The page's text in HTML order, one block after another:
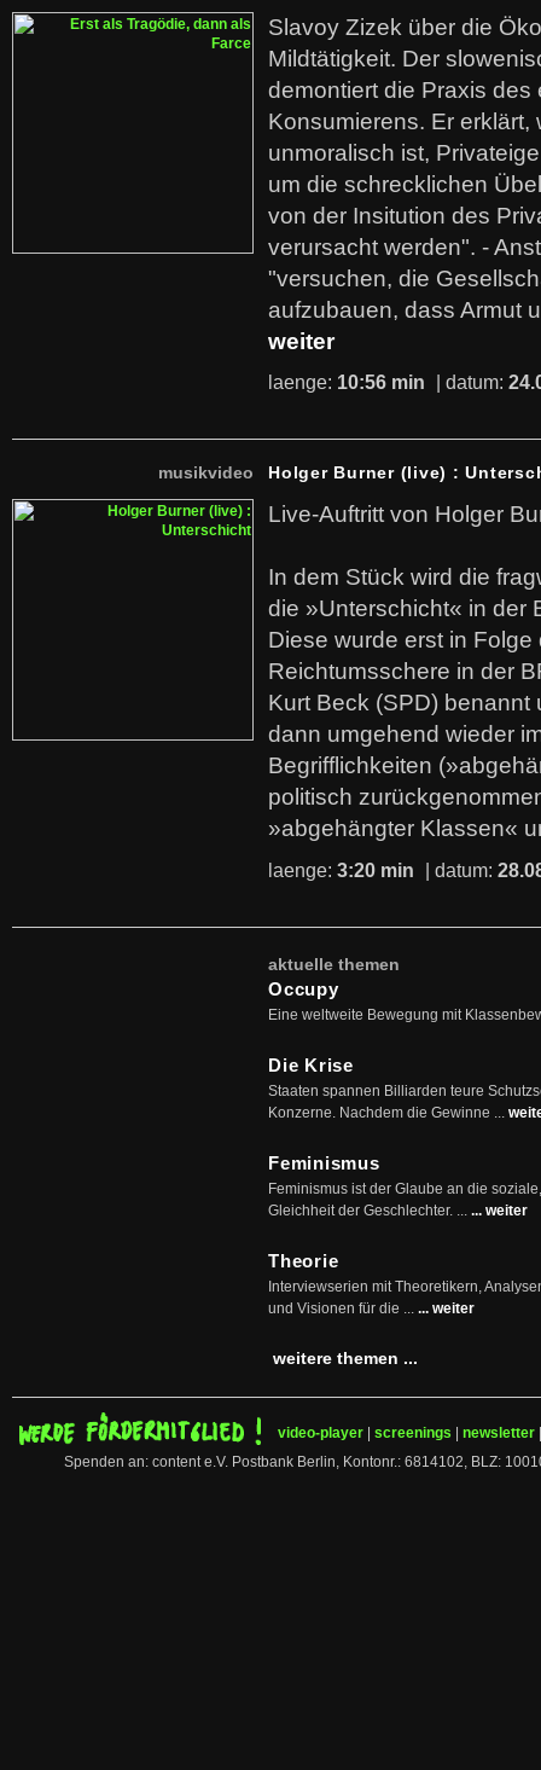
Slavoy Zizek über die
Mildtätigkeit. Der
demontiert die Praxis des
Konsumierens. Er erklärt,
unmoralisch ist,
um die schrecklichen
von der Insitution des
verursacht werden". -
"versuchen, die
aufzubauen, dass Armut
weiter
laenge: 10:56 min | datum:
musikvideo Holger Burner (live) :
Live-Auftritt von Holger
In dem Stück wird die
die »Unterschicht« in der
Diese wurde erst in
Reichtumsschere in der
Kurt Beck (SPD)
dann umgehend wieder
Begrifflichkeiten
politisch
»abgehängter Klassen«
laenge: 3:20 min | datum:
aktuelle themen
Occupy
Eine weltweite Bewegung mit
Die Krise
Staaten spannen Billiarden teure
Konzerne. Nachdem die Gewinne ...
Feminismus
Feminismus ist der Glaube an die
Gleichheit der Geschlechter. ... ... weiter
Theorie
Interviewserien mit Theoretikern,
und Visionen für die ... ... weiter
weitere themen ...
video-player screenings newsletter
Spenden an: content e.V. Postbank Berlin, Kontonr.: 6814102, BLZ: